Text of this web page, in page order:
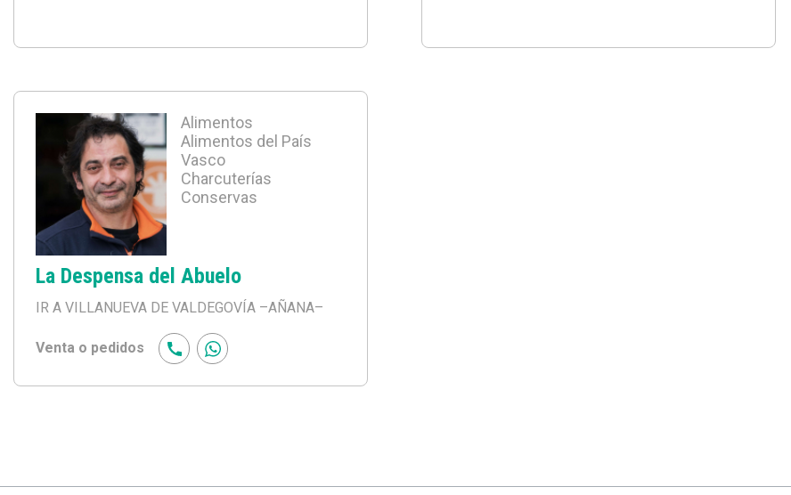
Alimentos
Alimentos del País
Vasco
Charcuterías
Conservas
La Despensa del Abuelo
IR A VILLANUEVA DE VALDEGOVÍA –AÑANA–
Venta o pedidos